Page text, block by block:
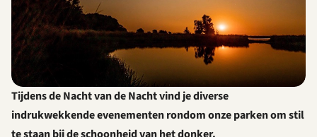
Tijdens de Nacht van de Nacht vind je diverse
indrukwekkende evenementen rondom onze parken om stil